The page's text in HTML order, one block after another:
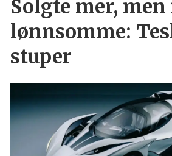
Solgte mer,
lønnsomme:
stuper